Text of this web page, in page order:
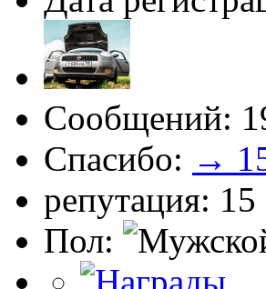
Сообщений:
Спасибо: →
репутация: 15
Пол: